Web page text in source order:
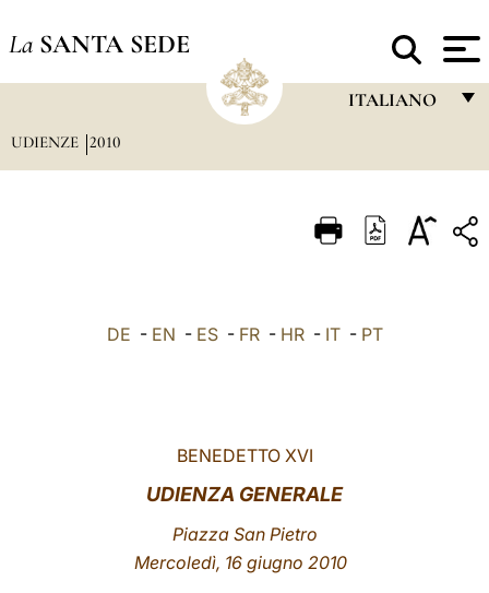
La SANTA SEDE
ITALIANO
ITALIANO
UDIENZE 2010
DE - EN - ES- FR- HR- IT- PT
BENEDETTO XVI
UDIENZA GENERALE
Piazza San Pietro
Mercoledì, 16 giugno 2010